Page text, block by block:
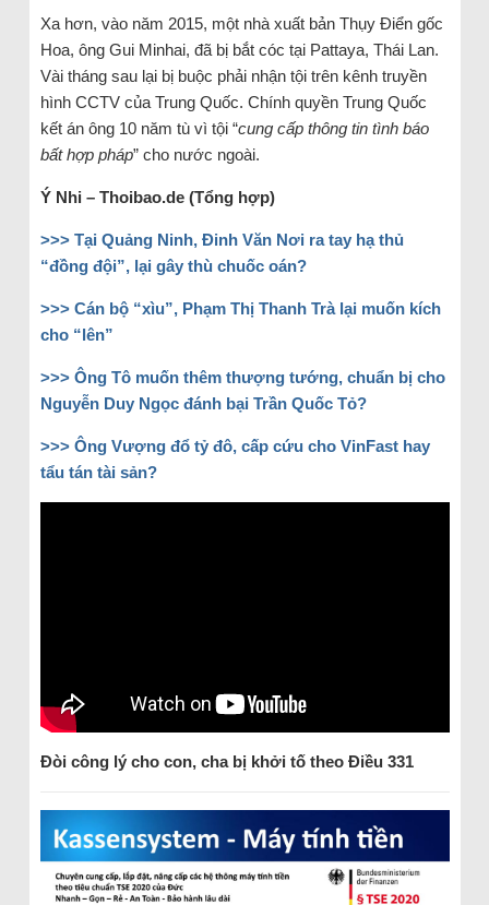
Xa hơn, vào năm 2015, một nhà xuất bản Thụy Điển gốc
Hoa, ông Gui Minhai, đã bị bắt cóc tại Pattaya, Thái Lan.
Vài tháng sau lại bị buộc phải nhận tội trên kênh truyền
hình CCTV của Trung Quốc. Chính quyền Trung Quốc
kết án ông 10 năm tù vì tội “cung cấp thông tin tình báo
bất hợp pháp” cho nước ngoài.
Ý Nhi – Thoibao.de (Tổng hợp)
>>> Tại Quảng Ninh, Đinh Văn Nơi ra tay hạ thủ
“đồng đội”, lại gây thù chuốc oán?
>>> Cán bộ “xìu”, Phạm Thị Thanh Trà lại muốn kích
cho “lên”
>>> Ông Tô muốn thêm thượng tướng, chuẩn bị cho
Nguyễn Duy Ngọc đánh bại Trần Quốc Tỏ?
>>> Ông Vượng đổ tỷ đô, cấp cứu cho VinFast hay
tẩu tán tài sản?
Đòi công lý cho con, cha bị khởi tố theo Điều 331